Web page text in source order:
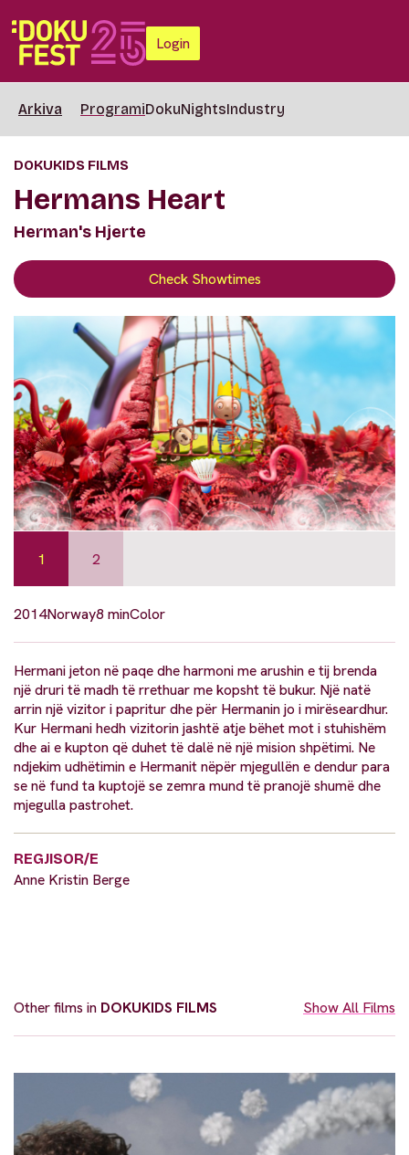
Login
Arkiva ProgramiDokuNightsIndustry
DOKUKIDS FILMS
Hermans Heart
Herman's Hjerte
Check Showtimes
1 2
2014Norway8 minColor
Hermani jeton në paqe dhe harmoni me arushin e tij brenda
një druri të madh të rrethuar me kopsht të bukur. Një natë
arrin një vizitor i papritur dhe për Hermanin jo i mirëseardhur.
Kur Hermani hedh vizitorin jashtë atje bëhet mot i stuhishëm
dhe ai e kupton që duhet të dalë në një mision shpëtimi. Ne
ndjekim udhëtimin e Hermanit nëpër mjegullën e dendur para
se në fund ta kuptojë se zemra mund të pranojë shumë dhe
mjegulla pastrohet.
REGJISOR/E
Anne Kristin Berge
Other films in DOKUKIDS FILMS Show All Films